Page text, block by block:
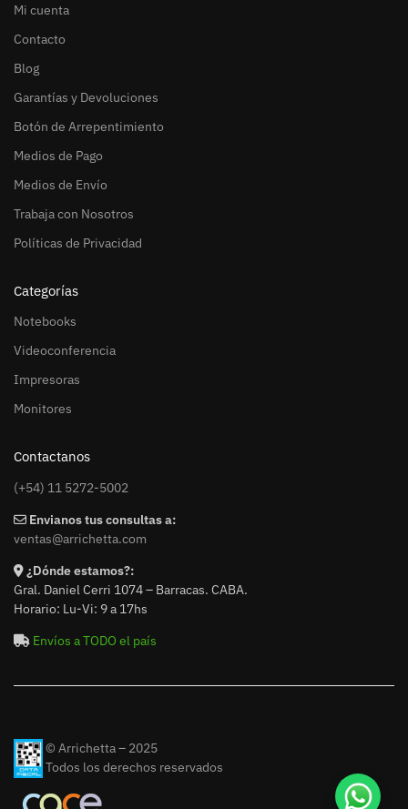
Mi cuenta
Contacto
Blog
Garantías y Devoluciones
Botón de Arrepentimiento
Medios de Pago
Medios de Envío
Trabaja con Nosotros
Políticas de Privacidad
Categorías
Notebooks
Videoconferencia
Impresoras
Monitores
Contactanos
(+54) 11 5272-5002
Envianos tus consultas a:
ventas@arrichetta.com
¿Dónde estamos?:
Gral. Daniel Cerri 1074 – Barracas. CABA.
Horario: Lu-Vi: 9 a 17hs
Envíos a TODO el país
© Arrichetta – 2025
Todos los derechos reservados